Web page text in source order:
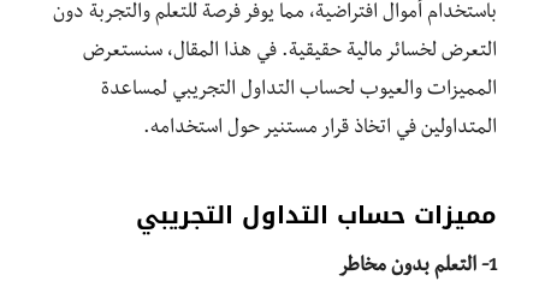
باستخدام أموال افتراضية، مما يوفر فرصة للتعلم والتجربة دون
التعرض لخسائر مالية حقيقية. في هذا المقال، سنستعرض
المميزات والعيوب لحساب التداول التجريبي لمساعدة
المتداولين في اتخاذ قرار مستنير حول استخدامه.
مميزات حساب التداول التجريبي
1- التعلم بدون مخاطر